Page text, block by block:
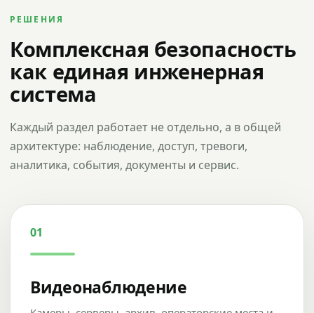
РЕШЕНИЯ
Комплексная безопасность
как единая инженерная
система
Каждый раздел работает не отдельно, а в общей
архитектуре: наблюдение, доступ, тревоги,
аналитика, события, документы и сервис.
01
Видеонаблюдение